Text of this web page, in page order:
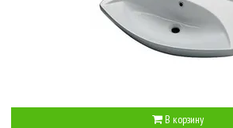
В корзину